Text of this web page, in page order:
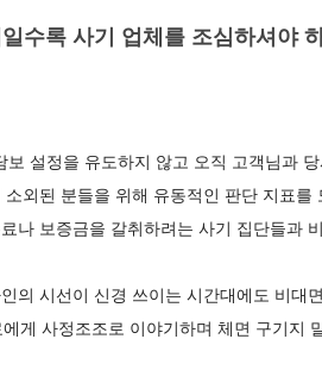
수록 사기 업체를 조심하셔야
설정을 유도하지 않고 오직 고객님과
외된 분들을 위해 유동적인 판단 지표
나 보증금을 갈취하려는 사기 집단들과
의 시선이 신경 쓰이는 시간대에도 비대
게 사정조조로 이야기하며 체면 구기지